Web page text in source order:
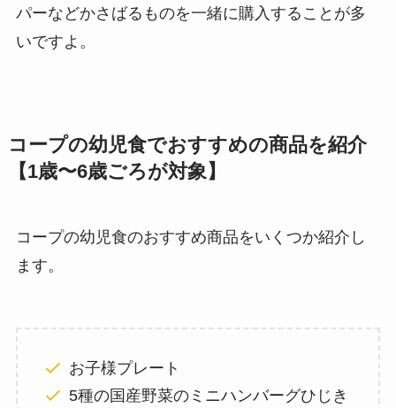
パーなどかさばるものを一緒に購入することが多
いですよ。
コープの幼児食でおすすめの商品を紹介
【1歳〜6歳ごろが対象】
コープの幼児食のおすすめ商品をいくつか紹介し
ます。
お子様プレート
5種の国産野菜のミニハンバーグひじき